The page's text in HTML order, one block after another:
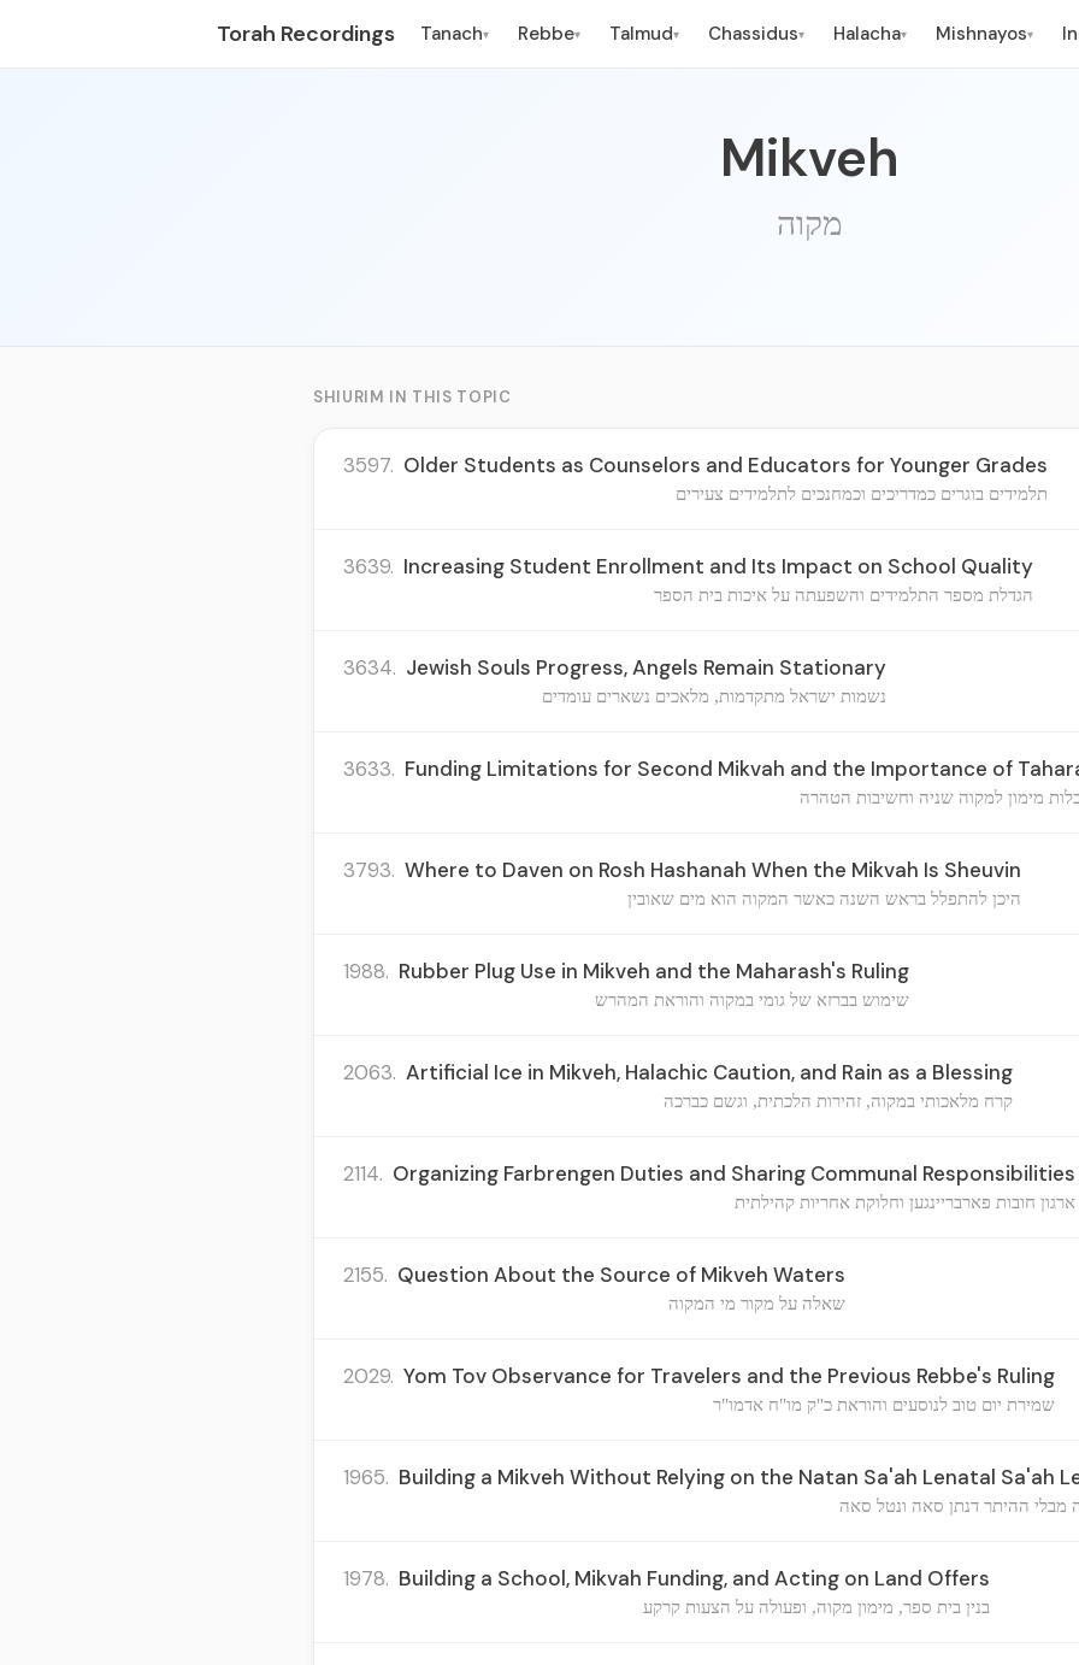
Torah Recordings Tanach▾ Rebbe▾ Talmud▾ Chassidus▾ Halacha▾ Mishnayos▾
Mikveh
מקוה
SHIURIM IN THIS TOPIC
3597. Older Students as Counselors and Educators for Younger Grades
תלמידים בוגרים כמדריכים וכמחנכים לתלמידים צעירים
3639. Increasing Student Enrollment and Its Impact on School Quality
הגדלת מספר התלמידים והשפעתה על איכות בית הספר
3634. Jewish Souls Progress, Angels Remain Stationary
נשמות ישראל מתקדמות, מלאכים נשארים עומדים
3633. Funding Limitations for Second Mikvah and the Importance of
מימון למקוה שניה וחשיבות הטהרה
3793. Where to Daven on Rosh Hashanah When the Mikvah Is Sheuvin
היכן להתפלל בראש השנה כאשר המקוה הוא מים שאובין
1988. Rubber Plug Use in Mikveh and the Maharash's Ruling
שימוש בברזא של גומי במקוה והוראת המהרש
2063. Artificial Ice in Mikveh, Halachic Caution, and Rain as a Blessing
קרח מלאכותי במקוה, זהירות הלכתית, וגשם כברכה
2114. Organizing Farbrengen Duties and Sharing Communal Responsibilities
ארגון חובות פארבריינגען וחלוקת אחריות קהילתית
2155. Question About the Source of Mikveh Waters
שאלה על מקור מי המקוה
2029. Yom Tov Observance for Travelers and the Previous Rebbe's Ruling
שמירת יום טוב לנוסעים והוראת כ"ק מו"ח אדמו"ר
1965. Building a Mikveh Without Relying on the Natan Sa'ah Lenatal Sa'ah
מבלי ההיתר דנתן סאה ונטל סאה
1978. Building a School, Mikvah Funding, and Acting on Land Offers
בנין בית ספר, מימון מקוה, ופעולה על הצעות קרקע